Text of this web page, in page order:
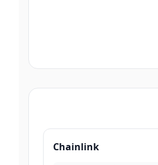
Chainlink